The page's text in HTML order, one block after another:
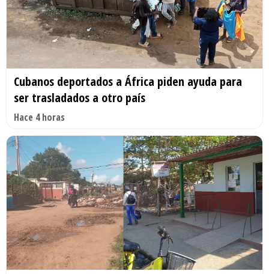
Cubanos deportados a África piden ayuda para
ser trasladados a otro país
Hace 4 horas